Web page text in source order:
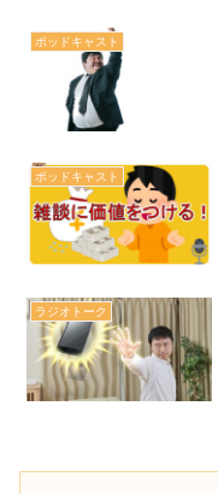
ポッドキャスト
ポッドキャスト
ラジオトーク